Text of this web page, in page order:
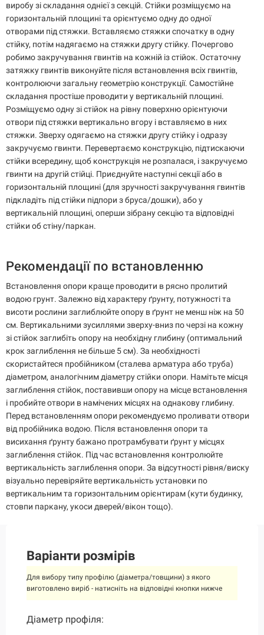
виробу зі складання однієї з секцій. Стійки розміщуємо на
горизонтальній площині та орієнтуємо одну до одної
отворами під стяжки. Вставляємо стяжки спочатку в одну
стійку, потім надягаємо на стяжки другу стійку. Почергово
робимо закручування гвинтів на кожній із стійок. Остаточну
затяжку гвинтів виконуйте після встановлення всіх гвинтів,
контролюючи загальну геометрію конструкції. Самостійне
складання простіше проводити у вертикальній площині.
Розміщуємо одну зі стійок на рівну поверхню орієнтуючи
отвори під стяжки вертикально вгору і вставляємо в них
стяжки. Зверху одягаємо на стяжки другу стійку і одразу
закручуємо гвинти. Перевертаємо конструкцію, підтискаючи
стійки всередину, щоб конструкція не розпалася, і закручуємо
гвинти на другій стійці. Приєднуйте наступні секції або в
горизонтальній площині (для зручності закручування гвинтів
підкладіть під стійки підпори з бруса/дошки), або у
вертикальній площині, оперши зібрану секцію та відповідні
стійки об стіну/паркан.
Рекомендації по встановленню
Встановлення опори краще проводити в рясно пролитий
водою грунт. Залежно від характеру ґрунту, потужності та
висоти рослини заглиблюйте опору в ґрунт не менш ніж на 50
см. Вертикальними зусиллями зверху-вниз по черзі на кожну
зі стійок заглибіть опору на необхідну глибину (оптимальний
крок заглиблення не більше 5 см). За необхідності
скористайтеся пробійником (сталева арматура або труба)
діаметром, аналогічним діаметру стійки опори. Намітьте місця
заглиблення стійок, поставивши опору на місце встановлення
і пробийте отвори в намічених місцях на однакову глибину.
Перед встановленням опори рекомендуємо проливати отвори
від пробійника водою. Після встановлення опори та
висихання ґрунту бажано протрамбувати ґрунт у місцях
заглиблення стійок. Під час встановлення контролюйте
вертикальність заглиблення опори. За відсутності рівня/виску
візуально перевіряйте вертикальність установки по
вертикальним та горизонтальним орієнтирам (кути будинку,
стовпи паркану, укоси дверей/вікон тощо).
Варіанти розмірів
Для вибору типу профілю (діаметра/товщини) з якого
виготовлено виріб - натисніть на відповідні кнопки нижче
Діаметр профіля:
Діаметр профіля:
Діаметр профіля:
Діаметр профіля:
Діаметр профіля:
Діаметр профіля:
Діаметр профіля: